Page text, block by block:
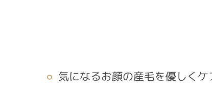
気になるお顔の産毛を優しくケ